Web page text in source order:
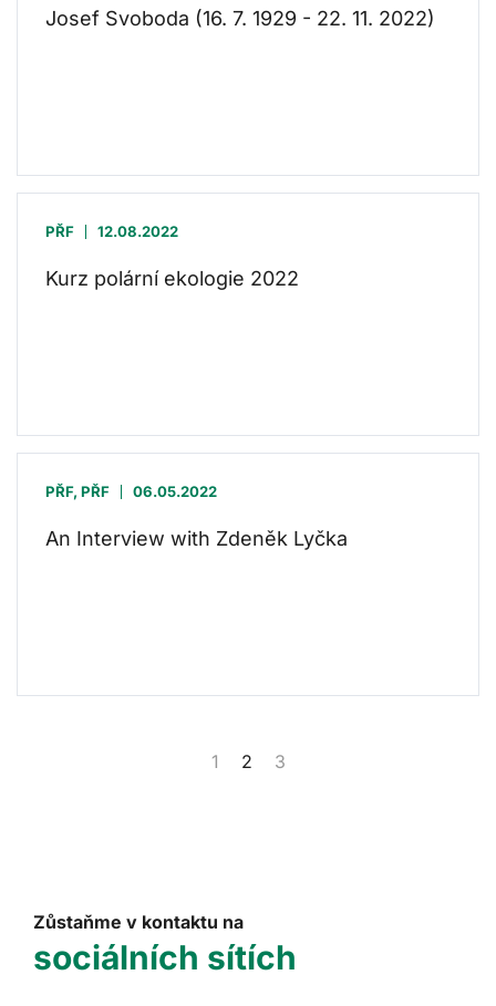
Josef Svoboda (16. 7. 1929 - 22. 11. 2022)
PŘF 12.08.2022
Kurz polární ekologie 2022
PŘF, PŘF 06.05.2022
An Interview with Zdeněk Lyčka
1 2 3
Zůstaňme v kontaktu na
sociálních sítích